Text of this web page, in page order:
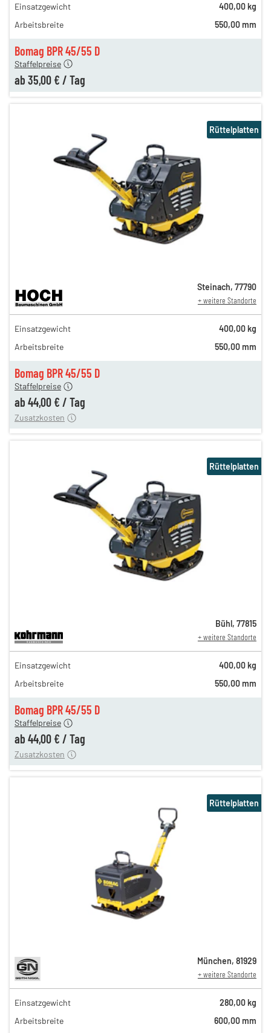
Bomag BPR 45/55 D
50,00 €
45,00 €
Staffelpreise
ab 35,00 € / Tag
Einsatzgewicht
400,00 kg
Arbeitsbreite
550,00 mm
Bomag BPR 45/55 D
76,00 €
63,00 €
51,00 €
Staffelpreise
ab 44,00 € / Tag
12,00 €
Zusatzkosten
Rüttelplatten
Steinach, 77790
+ weitere Standorte
Einsatzgewicht
400,00 kg
Arbeitsbreite
550,00 mm
Bomag BPR 45/55 D
76,00 €
63,00 €
51,00 €
Staffelpreise
ab 44,00 € / Tag
12,00 €
Zusatzkosten
Rüttelplatten
Bühl, 77815
+ weitere Standorte
Einsatzgewicht
400,00 kg
Arbeitsbreite
550,00 mm
40,00 €
35,00 €
Rüttelplatten
München, 81929
+ weitere Standorte
Einsatzgewicht
280,00 kg
Arbeitsbreite
600,00 mm